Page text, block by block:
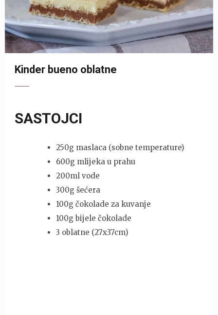
Kinder bueno oblatne
SASTOJCI
250g maslaca (sobne temperature)
600g mlijeka u prahu
200ml vode
300g šećera
100g čokolade za kuvanje
100g bijele čokolade
3 oblatne (27x37cm)